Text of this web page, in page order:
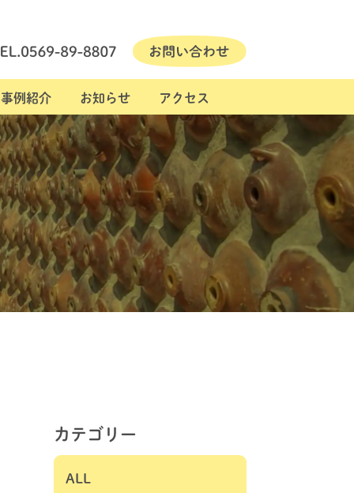
事例紹介 お知らせ アクセス
カテゴリー
ALL